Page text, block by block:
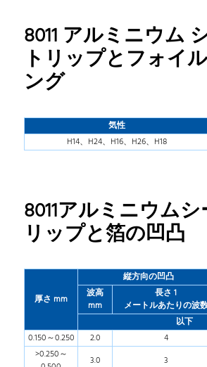
8011 アルミニウム
トリップとフォイ
ング
気性
H14、H24、H16、H26、H18
8011アルミニウム
リップと箔の凹凸
厚さ mm
縦方向の凹凸
波高
mm
長さ 1
メートルあたりの波
以下
0.150～0.250
2.0 4
>0.250～
3.0 3